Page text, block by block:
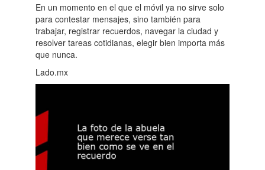
En un momento en el que el móvil ya no sirve solo
para contestar mensajes, sino también para
trabajar, registrar recuerdos, navegar la ciudad y
resolver tareas cotidianas, elegir bien importa más
que nunca.
Lado.mx